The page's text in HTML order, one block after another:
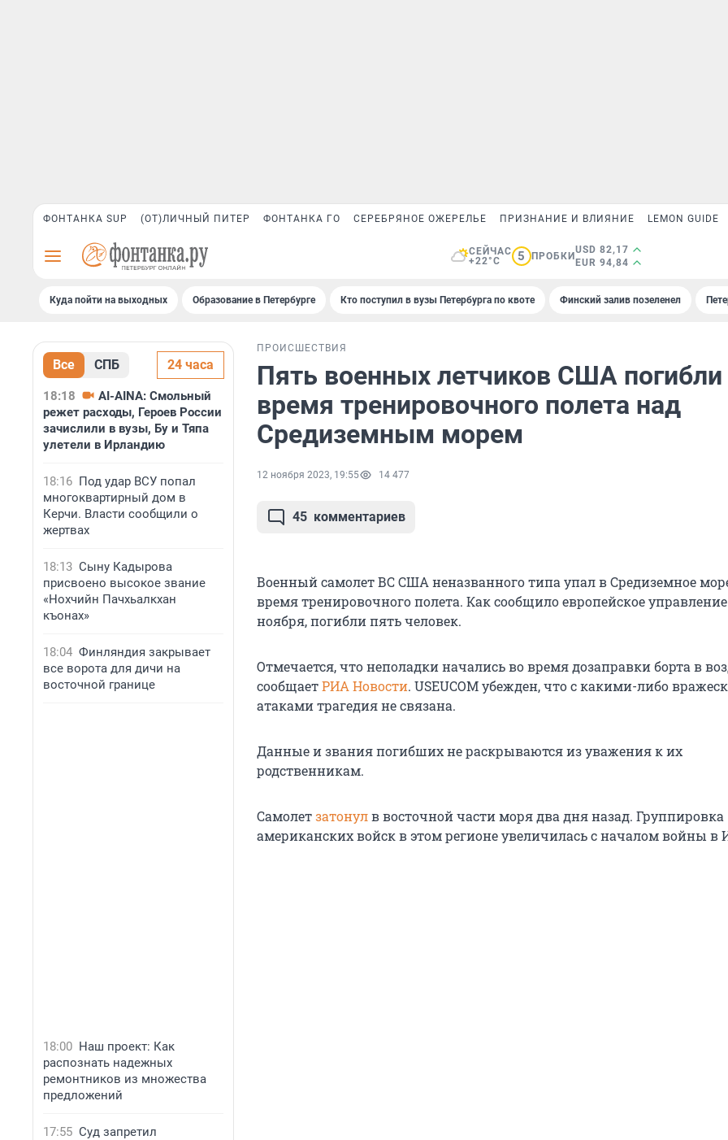
ФОНТАНКА SUP (ОТ)ЛИЧНЫЙ ПИТЕР ФОНТАНКА ГО СЕРЕБРЯНОЕ ОЖЕРЕЛЬЕ ПРИЗНАНИЕ И ВЛИЯНИЕ LEMON GUIDE
СЕЙЧАС
+22°C
5 ПРОБКИ
USD 82,17
EUR 94,84
Куда пойти на выходных Образование в Петербурге Кто поступил в вузы Петербурга по квоте Финский залив позеленел
Все СПБ 24 часа
18:18
AI-AINA: Смольный
режет расходы, Героев России
зачислили в вузы, Бу и Тяпа
улетели в Ирландию
18:16 Под удар ВСУ попал
многоквартирный дом в
Керчи. Власти сообщили о
жертвах
18:13 Сыну Кадырова
присвоено высокое звание
«Нохчийн Пачхьалкхан
къонах»
18:04 Финляндия закрывает
все ворота для дичи на
восточной границе
18:00 Наш проект: Как
распознать надежных
ремонтников из множества
предложений
17:55 Суд запретил
ПРОИСШЕСТВИЯ
Пять военных летчиков США погибли
время тренировочного полета над
Средиземным морем
12 ноября 2023, 19:55 14 477
45 комментариев
Военный самолет ВС США неназванного типа упал в Средиземное
время тренировочного полета. Как сообщило европейское управление
ноября, погибли пять человек.
Отмечается, что неполадки начались во время дозаправки борта в
сообщаетРИА Новости. USEUCOM убежден, что с какими-либо
атаками трагедия не связана.
Данные и звания погибших не раскрываются из уважения к их
родственникам.
Самолетзатонулв восточной части моря два дня назад. Группировка
американских войск в этом регионе увеличилась с началом войны в